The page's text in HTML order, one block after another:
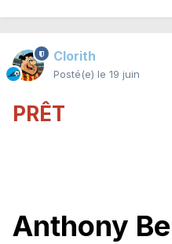
Clorith
Posté(e) le 19 juin
PRÊT
Anthony